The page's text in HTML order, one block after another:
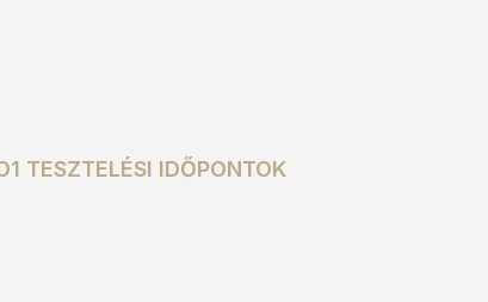
TESZTELÉSI IDŐPONTOK